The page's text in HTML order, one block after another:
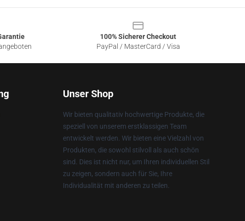
100% Sicherer Checkout
PayPal / MasterCard / Visa
Unser Shop
Wir bieten qualitativ hochwertige Produkte, die
speziell von unserem erstklassigen Team
entwickelt werden. Wir bieten eine Vielzahl von
Produkten, die sowohl stilvoll als auch schön
sind. Dies ist nicht nur, um Ihren individuellen Stil
zu zeigen, sondern auch für Sie, Ihre
Individualität mit anderen zu teilen.